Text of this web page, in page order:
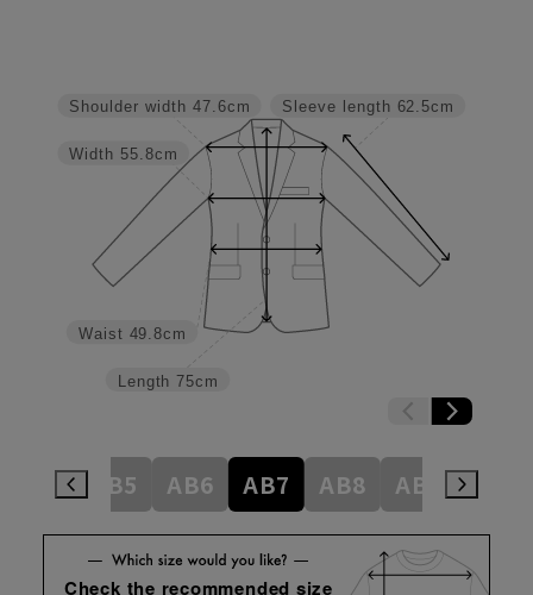
Sleeve length 62.5cm
Length 75cm
Waist 49.8cm
Width 55.8cm
Shoulder width 47.6cm
AB5 AB6 AB7 AB8 AB9
Check the recommended size